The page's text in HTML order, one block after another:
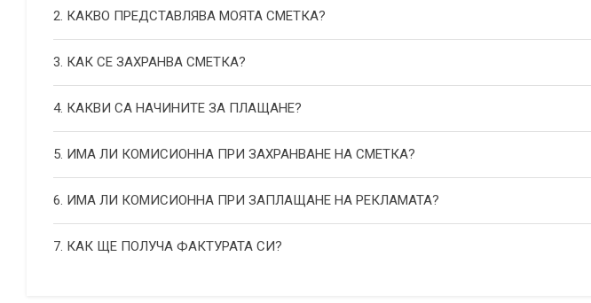
2. КАКВО ПРЕДСТАВЛЯВА МОЯТА СМЕТКА?
3. КАК СЕ ЗАХРАНВА СМЕТКА?
4. КАКВИ СА НАЧИНИТЕ ЗА ПЛАЩАНЕ?
5. ИМА ЛИ КОМИСИОННА ПРИ ЗАХРАНВАНЕ НА СМЕТКА?
6. ИМА ЛИ КОМИСИОННА ПРИ ЗАПЛАЩАНЕ НА РЕКЛАМАТА?
7. КАК ЩЕ ПОЛУЧА ФАКТУРАТА СИ?